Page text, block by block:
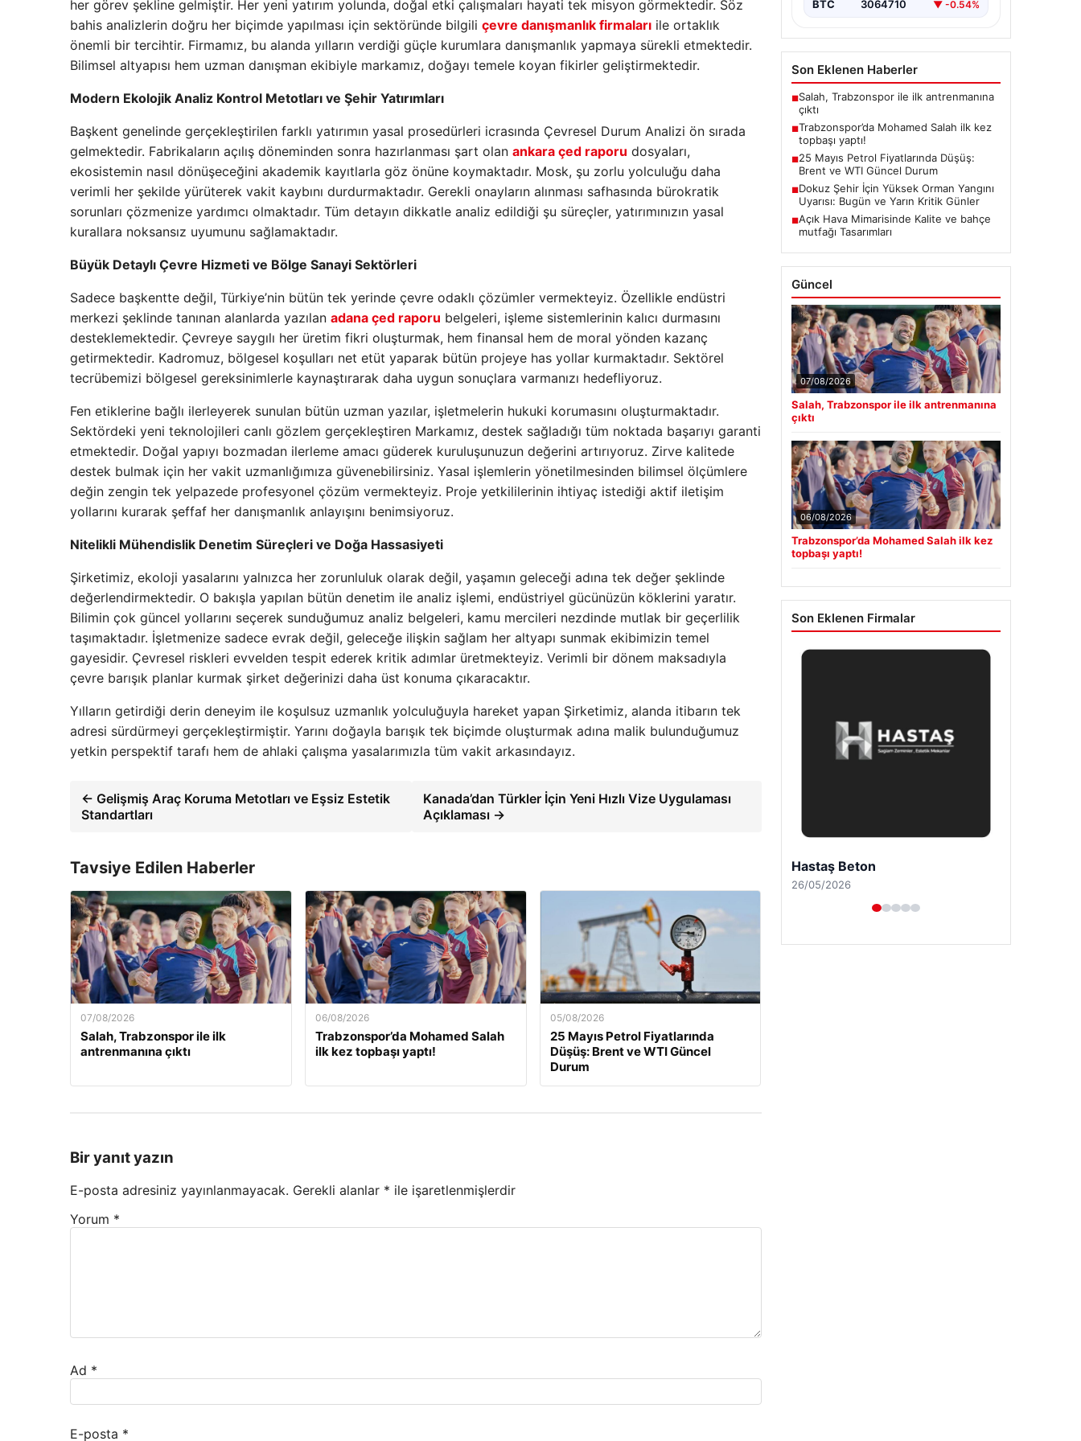
her görev şekline gelmiştir. Her yeni yatırım yolunda, doğal etki çalışmaları hayati tek misyon görmektedir. Söz
bahis analizlerin doğru her biçimde yapılması için sektöründe bilgili çevre danışmanlık firmaları ile ortaklık
önemli bir tercihtir. Firmamız, bu alanda yılların verdiği güçle kurumlara danışmanlık yapmaya sürekli etmektedir.
Bilimsel altyapısı hem uzman danışman ekibiyle markamız, doğayı temele koyan fikirler geliştirmektedir.
Modern Ekolojik Analiz Kontrol Metotları ve Şehir Yatırımları
Başkent genelinde gerçekleştirilen farklı yatırımın yasal prosedürleri icrasında Çevresel Durum Analizi ön sırada
gelmektedir. Fabrikaların açılış döneminden sonra hazırlanması şart olan ankara çed raporu dosyaları,
ekosistemin nasıl dönüşeceğini akademik kayıtlarla göz önüne koymaktadır. Mosk, şu zorlu yolculuğu daha
verimli her şekilde yürüterek vakit kaybını durdurmaktadır. Gerekli onayların alınması safhasında bürokratik
sorunları çözmenize yardımcı olmaktadır. Tüm detayın dikkatle analiz edildiği şu süreçler, yatırımınızın yasal
kurallara noksansız uyumunu sağlamaktadır.
Büyük Detaylı Çevre Hizmeti ve Bölge Sanayi Sektörleri
Sadece başkentte değil, Türkiye’nin bütün tek yerinde çevre odaklı çözümler vermekteyiz. Özellikle endüstri
merkezi şeklinde tanınan alanlarda yazılan adana çed raporu belgeleri, işleme sistemlerinin kalıcı durmasını
desteklemektedir. Çevreye saygılı her üretim fikri oluşturmak, hem finansal hem de moral yönden kazanç
getirmektedir. Kadromuz, bölgesel koşulları net etüt yaparak bütün projeye has yollar kurmaktadır. Sektörel
tecrübemizi bölgesel gereksinimlerle kaynaştırarak daha uygun sonuçlara varmanızı hedefliyoruz.
Fen etiklerine bağlı ilerleyerek sunulan bütün uzman yazılar, işletmelerin hukuki korumasını oluşturmaktadır.
Sektördeki yeni teknolojileri canlı gözlem gerçekleştiren Markamız, destek sağladığı tüm noktada başarıyı garanti
etmektedir. Doğal yapıyı bozmadan ilerleme amacı güderek kuruluşunuzun değerini artırıyoruz. Zirve kalitede
destek bulmak için her vakit uzmanlığımıza güvenebilirsiniz. Yasal işlemlerin yönetilmesinden bilimsel ölçümlere
değin zengin tek yelpazede profesyonel çözüm vermekteyiz. Proje yetkililerinin ihtiyaç istediği aktif iletişim
yollarını kurarak şeffaf her danışmanlık anlayışını benimsiyoruz.
Nitelikli Mühendislik Denetim Süreçleri ve Doğa Hassasiyeti
Şirketimiz, ekoloji yasalarını yalnızca her zorunluluk olarak değil, yaşamın geleceği adına tek değer şeklinde
değerlendirmektedir. O bakışla yapılan bütün denetim ile analiz işlemi, endüstriyel gücünüzün köklerini yaratır.
Bilimin çok güncel yollarını seçerek sunduğumuz analiz belgeleri, kamu mercileri nezdinde mutlak bir geçerlilik
taşımaktadır. İşletmenize sadece evrak değil, geleceğe ilişkin sağlam her altyapı sunmak ekibimizin temel
gayesidir. Çevresel riskleri evvelden tespit ederek kritik adımlar üretmekteyiz. Verimli bir dönem maksadıyla
çevre barışık planlar kurmak şirket değerinizi daha üst konuma çıkaracaktır.
Yılların getirdiği derin deneyim ile koşulsuz uzmanlık yolculuğuyla hareket yapan Şirketimiz, alanda itibarın tek
adresi sürdürmeyi gerçekleştirmiştir. Yarını doğayla barışık tek biçimde oluşturmak adına malik bulunduğumuz
yetkin perspektif tarafı hem de ahlaki çalışma yasalarımızla tüm vakit arkasındayız.
← Gelişmiş Araç Koruma Metotları ve Eşsiz Estetik
Standartları
Kanada’dan Türkler İçin Yeni Hızlı Vize Uygulaması
Açıklaması →
Tavsiye Edilen Haberler
07/08/2026
Salah, Trabzonspor ile ilk
antrenmanına çıktı
06/08/2026
Trabzonspor’da Mohamed Salah
ilk kez topbaşı yaptı!
05/08/2026
25 Mayıs Petrol Fiyatlarında
Düşüş: Brent ve WTI Güncel
Durum
Bir yanıt yazın
E-posta adresiniz yayınlanmayacak. Gerekli alanlar * ile işaretlenmişlerdir
Yorum *
Ad *
E-posta *
BTC 3064710 ▼ -0.54%
Son Eklenen Haberler
■Salah, Trabzonspor ile ilk antrenmanına
çıktı
■Trabzonspor’da Mohamed Salah ilk kez
topbaşı yaptı!
■25 Mayıs Petrol Fiyatlarında Düşüş:
Brent ve WTI Güncel Durum
■Dokuz Şehir İçin Yüksek Orman Yangını
Uyarısı: Bugün ve Yarın Kritik Günler
■Açık Hava Mimarisinde Kalite ve bahçe
mutfağı Tasarımları
Güncel
07/08/2026
Salah, Trabzonspor ile ilk antrenmanına
çıktı
06/08/2026
Trabzonspor’da Mohamed Salah ilk kez
topbaşı yaptı!
Son Eklenen Firmalar
Enes Kaplan Avukatlık Bürosu
28/04/2026